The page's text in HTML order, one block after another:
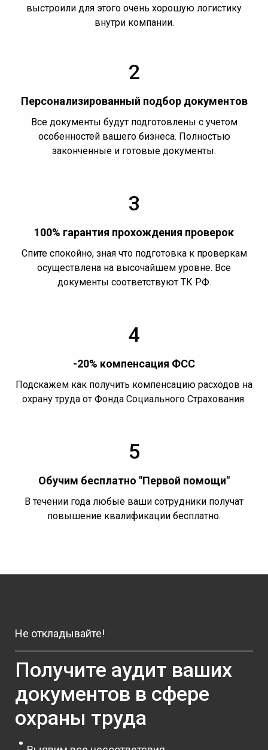
выстроили для этого очень хорошую логистику
внутри компании.
2
Персонализированный подбор документов
Все документы будут подготовлены с учетом
особенностей вашего бизнеса. Полностью
законченные и готовые документы.
3
100% гарантия прохождения проверок
Спите спокойно, зная что подготовка к проверкам
осуществлена на высочайшем уровне. Все
документы соответствуют ТК РФ.
4
-20% компенсация ФСС
Подскажем как получить компенсацию расходов на
охрану труда от Фонда Социального Страхования.
5
Обучим бесплатно "Первой помощи"
В течении года любые ваши сотрудники получат
повышение квалификации бесплатно.
Не откладывайте!
Получите аудит ваших
документов в сфере
охраны труда